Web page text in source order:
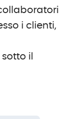
i clienti,
il